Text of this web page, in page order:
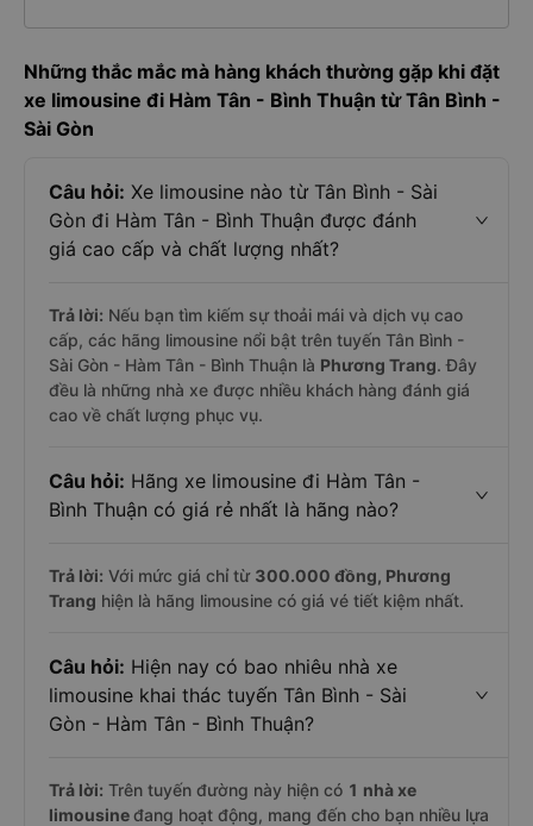
Những thắc mắc mà hàng khách thường gặp khi đặt
xe limousine đi Hàm Tân - Bình Thuận từ Tân Bình -
Sài Gòn
Câu hỏi: Xe limousine nào từ Tân Bình - Sài
Gòn đi Hàm Tân - Bình Thuận được đánh
giá cao cấp và chất lượng nhất?
Trả lời: Nếu bạn tìm kiếm sự thoải mái và dịch vụ cao
cấp, các hãng limousine nổi bật trên tuyến Tân Bình -
Sài Gòn - Hàm Tân - Bình Thuận là Phương Trang. Đây
đều là những nhà xe được nhiều khách hàng đánh giá
cao về chất lượng phục vụ.
Câu hỏi: Hãng xe limousine đi Hàm Tân -
Bình Thuận có giá rẻ nhất là hãng nào?
Trả lời: Với mức giá chỉ từ 300.000 đồng, Phương
Trang hiện là hãng limousine có giá vé tiết kiệm nhất.
Câu hỏi: Hiện nay có bao nhiêu nhà xe
limousine khai thác tuyến Tân Bình - Sài
Gòn - Hàm Tân - Bình Thuận?
Trả lời: Trên tuyến đường này hiện có 1 nhà xe
limousineđang hoạt động, mang đến cho bạn nhiều lựa